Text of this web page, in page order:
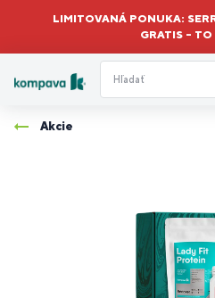
LIMITOVANÁ PONUKA:
GRATIS – TO
Akcie